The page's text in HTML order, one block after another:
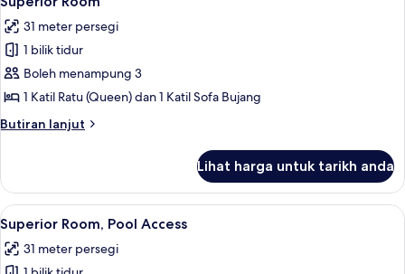
semua
foto
untuk
Superior
Room
31 meter persegi
1 bilik tidur
Boleh menampung 3
1 Katil Ratu (Queen) dan 1 Katil Sofa Bujang
Butiran lanjut
Butiran
Room
Lihat harga untuk tarikh anda
Lihat
semua
foto
Superior Room, Pool Access |
7
Superior Room, Pool Access
31 meter persegi